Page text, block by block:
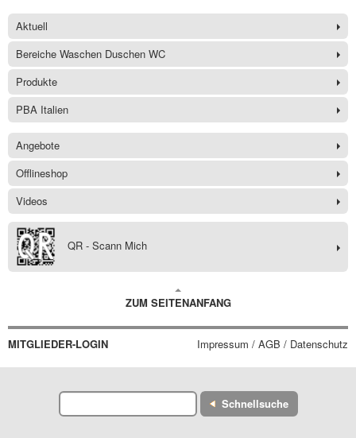
Aktuell
Bereiche Waschen Duschen WC
Produkte
PBA Italien
Angebote
Offlineshop
Videos
QR - Scann Mich
ZUM SEITENANFANG
MITGLIEDER-LOGIN Impressum / AGB / Datenschutz
Schnellsuche